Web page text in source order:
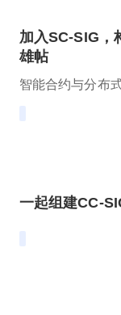
加入SC-SIG，
雄帖
智能合约与分布
一起组建CC-